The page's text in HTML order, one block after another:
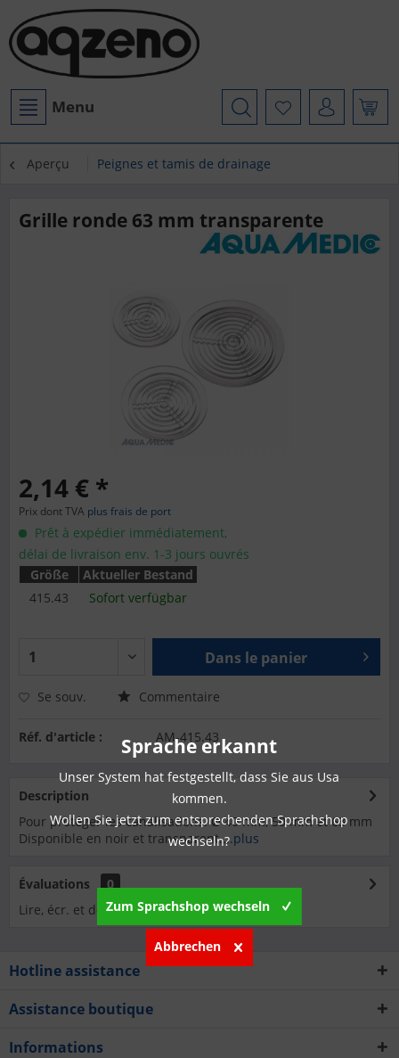
Menu
Aperçu Peignes et tamis de drainage
Grille ronde 63 mm transparente
2,14 € *
Prix dont TVA plus frais de port
Prêt à expédier immédiatement,
délai de livraison env. 1-3 jours ouvrés
Größe
Aktueller Bestand
415.43
Sofort verfügbar
Dans le panier
Se souv. Commentaire
Réf. d'article : AM-415.43
Description
Pour protéger les canalisations. Ø 40 mm, 50 mm et 63 mm
Disponible en noir et transparent....plus
Évaluations
0
Lire, écr. et débatt. des analyses…plus
Hotline assistance
Assistance boutique
Informations
Sprache erkannt
Unser System hat festgestellt, dass Sie aus Usa
kommen.
Wollen Sie jetzt zum entsprechenden Sprachshop
wechseln?
Zum Sprachshop wechseln
Abbrechen